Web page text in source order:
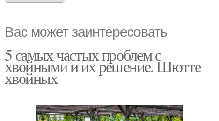
Вас может заинтересовать
5 самых частых проблем с
хвойными и их решение. Шютте
хвойных